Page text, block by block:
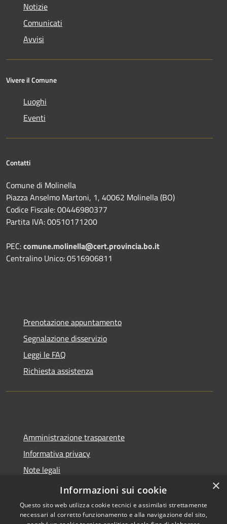
Notizie
Comunicati
Avvisi
Vivere il Comune
Luoghi
Eventi
Contatti
Comune di Molinella
Piazza Anselmo Martoni, 1, 40062 Molinella (BO)
Codice Fiscale: 00446980377
Partita IVA: 00510171200
PEC:comune.molinella@cert.provincia.bo.it
Centralino Unico: 0516906811
Prenotazione appuntamento
Segnalazione disservizio
Leggi le FAQ
Richiesta assistenza
Amministrazione trasparente
Informativa privacy
Note legali
Dichiarazione di accessibilità
×
Informazioni sui cookie
Questo sito web utilizza cookie tecnici e assimilati strettamente
necessari al corretto funzionamento e alla navigazione del sito,